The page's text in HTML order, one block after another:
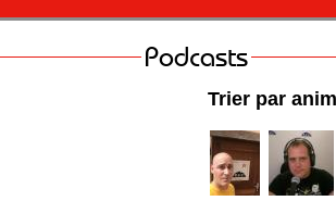
Podcasts
Trier par